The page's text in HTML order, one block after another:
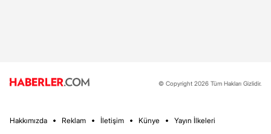
© Copyright 2026 Tüm Hakları Gizlidir.
Hakkımızda Reklam İletişim Künye Yayın İlkeleri